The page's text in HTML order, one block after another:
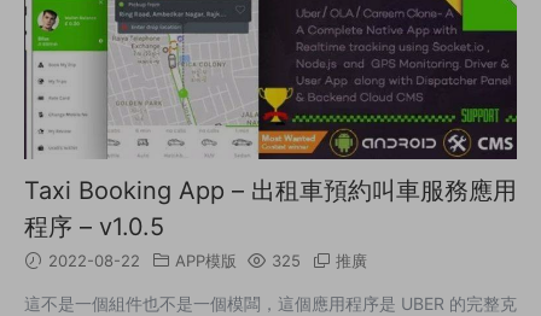
Taxi Booking App – 出租車預約叫車服務應用
程序 – v1.0.5
2022-08-22 APP模版 325 推廣
這不是一個組件也不是一個模闆，這個應用程序是 UBER 的完整克